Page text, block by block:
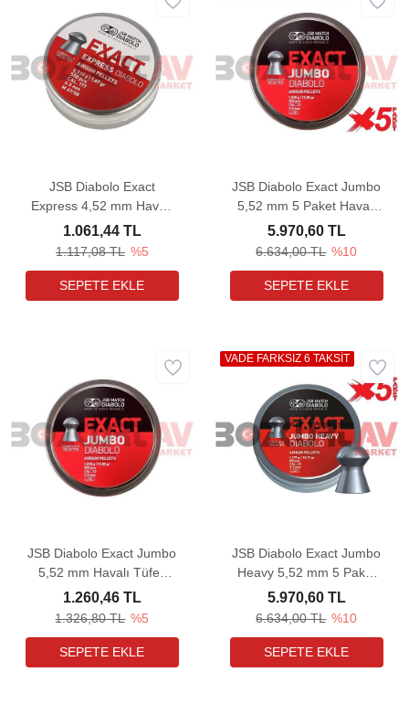
JSB Diabolo Exact
Express 4,52 mm Havalı
Tüfek Saçması (7,87
Grain - 500 Adet)
1.117,08 TL %5
1.061,44 TL
JSB Diabolo Exact Jumbo
5,52 mm 5 Paket Havalı
Tüfek Saçması (15,89
Grain - 2500 Adet)
6.634,00 TL %10
5.970,60 TL
JSB Diabolo Exact Jumbo
5,52 mm Havalı Tüfek
Saçması (15,89 Grain -
500 Adet)
1.326,80 TL %5
1.260,46 TL
JSB Diabolo Exact Jumbo
Heavy 5,52 mm 5 Paket
Havalı Tüfek Saçması
(18,13 Grain - 2500 Adet)
6.634,00 TL %10
5.970,60 TL
VADE FARKSIZ 6 TAKSİT